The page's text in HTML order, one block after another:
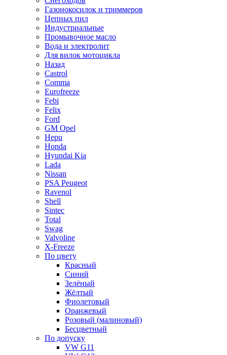
Газонокосилок и триммеров
Цепных пил
Индустриальные
Промывочное масло
Вода и электролит
Для вилок мотоцикла
Назад
Castrol
Comma
Eurofreeze
Febi
Felix
Ford
GM Opel
Hepu
Honda
Hyundai Kia
Lada
Nissan
PSA Peugeot
Ravenol
Shell
Sintec
Total
Swag
Valvoline
X-Freeze
По цвету
Красный
Синий
Зелёный
Жёлтый
Фиолетовый
Оранжевый
Розовый (малиновый)
Бесцветный
По допуску
VW G11